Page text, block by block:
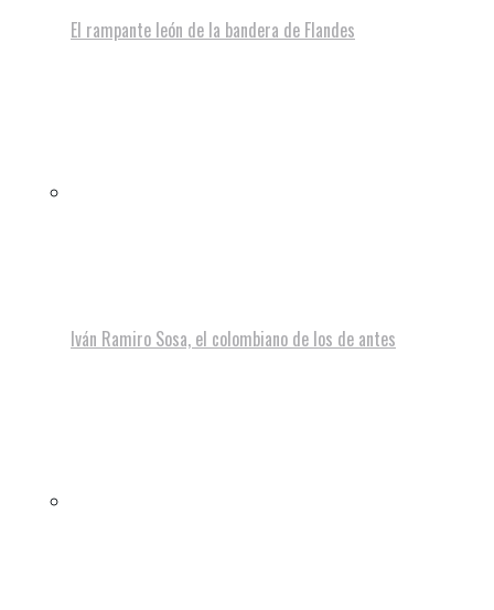
El rampante león de la bandera de Flandes
Iván Ramiro Sosa, el colombiano de los de antes